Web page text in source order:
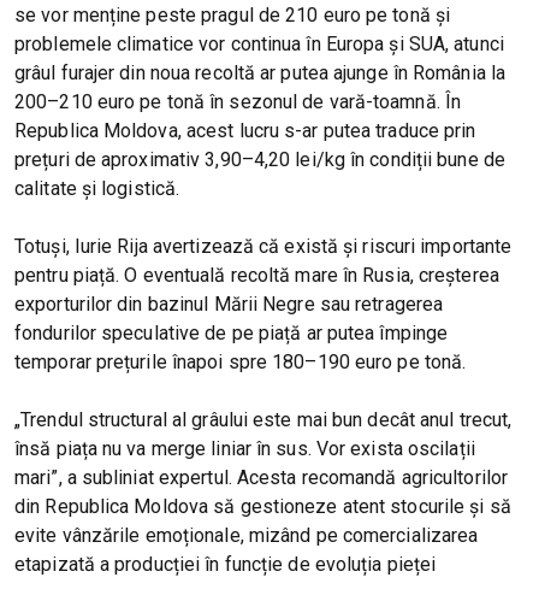
se vor menține peste pragul de 210 euro pe tonă și
problemele climatice vor continua în Europa și SUA, atunci
grâul furajer din noua recoltă ar putea ajunge în România la
200–210 euro pe tonă în sezonul de vară-toamnă. În
Republica Moldova, acest lucru s-ar putea traduce prin
prețuri de aproximativ 3,90–4,20 lei/kg în condiții bune de
calitate și logistică.
Totuși, Iurie Rija avertizează că există și riscuri importante
pentru piață. O eventuală recoltă mare în Rusia, creșterea
exporturilor din bazinul Mării Negre sau retragerea
fondurilor speculative de pe piață ar putea împinge
temporar prețurile înapoi spre 180–190 euro pe tonă.
„Trendul structural al grâului este mai bun decât anul trecut,
însă piața nu va merge liniar în sus. Vor exista oscilații
mari”, a subliniat expertul. Acesta recomandă agricultorilor
din Republica Moldova să gestioneze atent stocurile și să
evite vânzările emoționale, mizând pe comercializarea
etapizată a producției în funcție de evoluția pieței